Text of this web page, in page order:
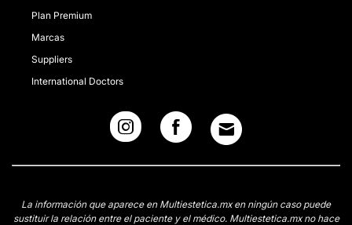
Plan Premium
Marcas
Suppliers
International Doctors
La información que aparece en Multiestetica.mx en ningún caso puede
sustituir la relación entre el paciente y el médico. Multiestetica.mx no hace